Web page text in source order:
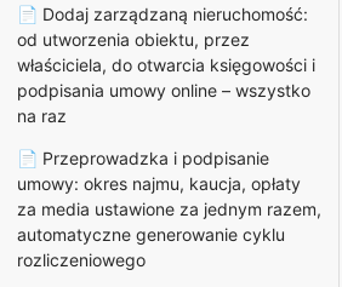
📄 Dodaj zarządzaną nieruchomość:
od utworzenia obiektu, przez
właściciela, do otwarcia księgowości i
podpisania umowy online – wszystko
na raz
📄 Przeprowadzka i podpisanie
umowy: okres najmu, kaucja, opłaty
za media ustawione za jednym razem,
automatyczne generowanie cyklu
rozliczeniowego